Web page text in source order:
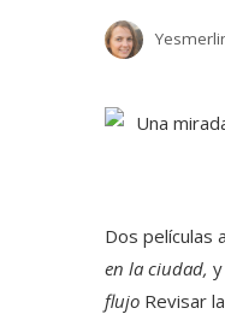
Dos películas
en la ciudad,
flujo Revisar